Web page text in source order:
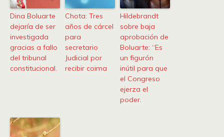
Dina Boluarte
dejaría de ser
investigada
gracias a fallo
del tribunal
constitucional.
Chota: Tres
años de cárcel
para
secretario
Judicial por
recibir coima
Hildebrandt
sobre baja
aprobación de
Boluarte: “Es
un figurón
inútil para que
el Congreso
ejerza el
poder.